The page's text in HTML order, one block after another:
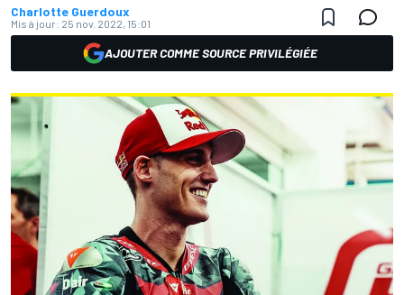
Charlotte Guerdoux
Mis à jour: 25 nov. 2022, 15:01
AJOUTER COMME SOURCE PRIVILÉGIÉE